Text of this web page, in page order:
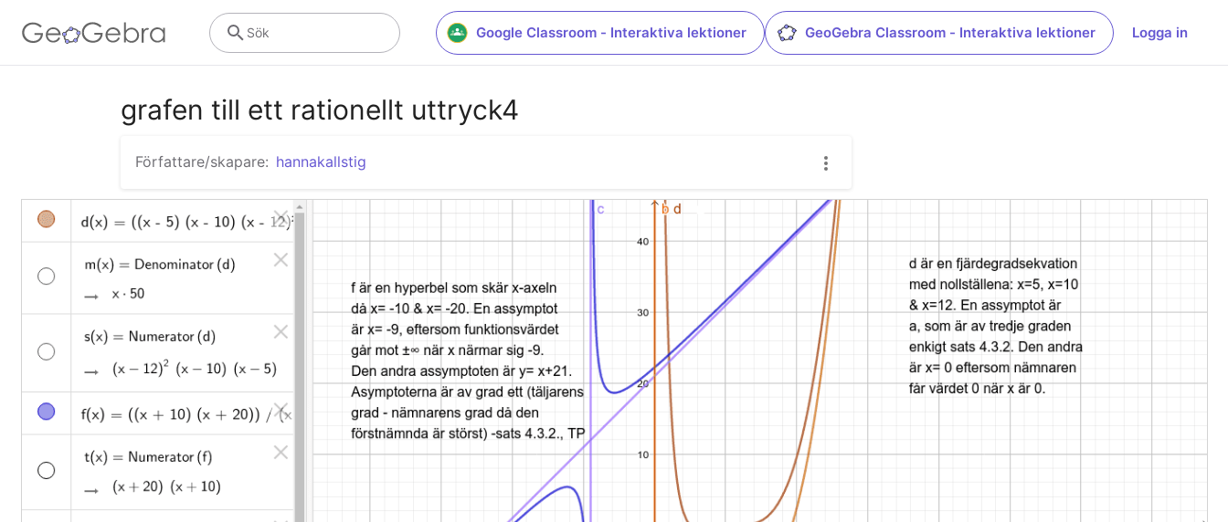
Google Classroom - Interaktiva lektioner GeoGebra Classroom - Interaktiva lektioner Logga in
Sök
grafen till ett rationellt uttryck4
Författare/skapare: hannakallstig